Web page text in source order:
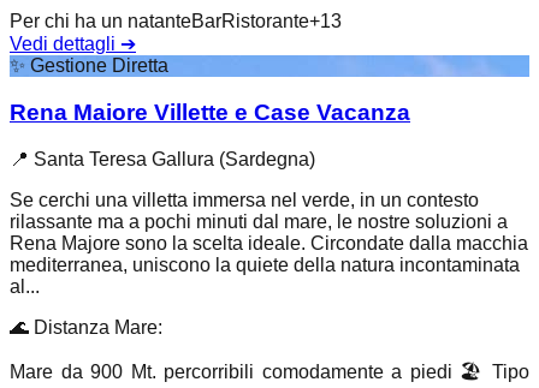
Per chi ha un natanteBarRistorante+13
Vedi dettagli ➔
✨ Gestione Diretta
Rena Maiore Villette e Case Vacanza
📍 Santa Teresa Gallura (Sardegna)
Se cerchi una villetta immersa nel verde, in un contesto
rilassante ma a pochi minuti dal mare, le nostre soluzioni a
Rena Majore sono la scelta ideale. Circondate dalla macchia
mediterranea, uniscono la quiete della natura incontaminata
al...
🌊 Distanza Mare:
Mare da 900 Mt. percorribili comodamente a piedi 🏖️ Tipo